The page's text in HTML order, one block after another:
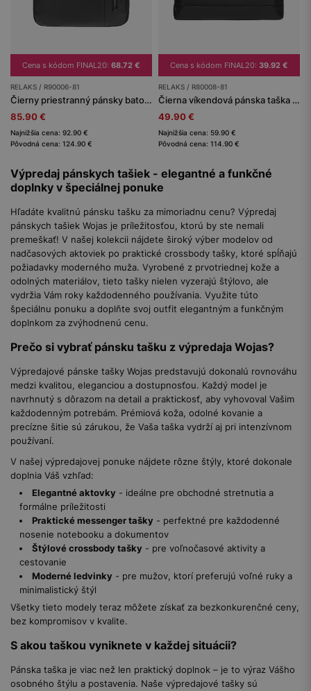
Cena s kódom FINAL20: 68.72 €
RELAKS / R90006-81
Čierny priestranný pánsky batoh RELAKS
85.90 €
Najnižšia cena: 92.90 €
Pôvodná cena: 124.90 €
Cena s kódom FINAL20: 39.92 €
RELAKS / R80008-81
Čierna víkendová pánska taška RELAKS z textilu a lícovej kože
49.90 €
Najnižšia cena: 59.90 €
Pôvodná cena: 114.90 €
Výpredaj pánskych tašiek - elegantné a funkčné
doplnky v špeciálnej ponuke
Hľadáte kvalitnú pánsku tašku za mimoriadnu cenu? Výpredaj
pánskych tašiek Wojas je príležitosťou, ktorú by ste nemali
premeškať! V našej kolekcii nájdete široký výber modelov od
nadčasových aktoviek po praktické crossbody tašky, ktoré spĺňajú
požiadavky moderného muža. Vyrobené z prvotriednej kože a
odolných materiálov, tieto tašky nielen vyzerajú štýlovo, ale
vydržia Vám roky každodenného používania. Využite túto
špeciálnu ponuku a doplňte svoj outfit elegantným a funkčným
doplnkom za zvýhodnenú cenu.
Prečo si vybrať pánsku tašku z výpredaja Wojas?
Výpredajové pánske tašky Wojas predstavujú dokonalú rovnováhu
medzi kvalitou, eleganciou a dostupnosťou. Každý model je
navrhnutý s dôrazom na detail a praktickosť, aby vyhovoval Vašim
každodenným potrebám. Prémiová koža, odolné kovanie a
precízne šitie sú zárukou, že Vaša taška vydrží aj pri intenzívnom
používaní.
V našej výpredajovej ponuke nájdete rôzne štýly, ktoré dokonale
doplnia Váš vzhľad:
Elegantné aktovky - ideálne pre obchodné stretnutia a
formálne príležitosti
Praktické messenger tašky - perfektné pre každodenné
nosenie notebooku a dokumentov
Štýlové crossbody tašky - pre voľnočasové aktivity a
cestovanie
Moderné ledvinky - pre mužov, ktorí preferujú voľné ruky a
minimalistický štýl
Všetky tieto modely teraz môžete získať za bezkonkurenčné ceny,
bez kompromisov v kvalite.
S akou taškou vyniknete v každej situácii?
Pánska taška je viac než len praktický doplnok – je to výraz Vášho
osobného štýlu a postavenia. Naše výpredajové tašky sú